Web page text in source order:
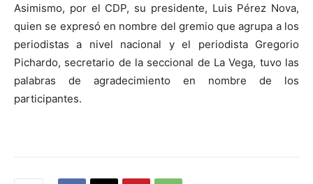
Asimismo, por el CDP, su presidente, Luis Pérez Nova,
quien se expresó en nombre del gremio que agrupa a los
periodistas a nivel nacional y el periodista Gregorio
Pichardo, secretario de la seccional de LaVega, tuvo las
palabras de agradecimiento en nombre de los
participantes.